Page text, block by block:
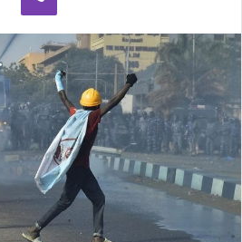
ى
ت
ي
ر
ي
د
ا
إ
ل
ك
ر
و
ن